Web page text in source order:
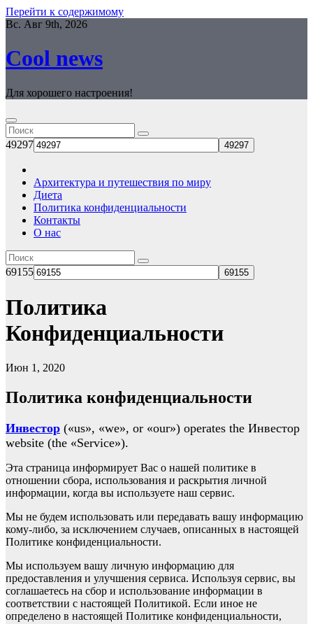
Перейти к содержимому
Вс. Авг 9th, 2026
Cool news
Для хорошего настроения!
49297
Архитектура и путешествия по миру
Диета
Политика конфиденциальности
Контакты
О нас
69155
Политика
Конфиденциальности
Июн 1, 2020
Политика конфиденциальности
Инвестор («us», «we», or «our») operates the Инвестор
website (the «Service»).
Эта страница информирует Вас о нашей политике в
отношении сбора, использования и раскрытия личной
информации, когда вы используете наш сервис.
Мы не будем использовать или передавать вашу информацию
кому-либо, за исключением случаев, описанных в настоящей
Политике конфиденциальности.
Мы используем вашу личную информацию для
предоставления и улучшения сервиса. Используя сервис, вы
соглашаетесь на сбор и использование информации в
соответствии с настоящей Политикой. Если иное не
определено в настоящей Политике конфиденциальности,